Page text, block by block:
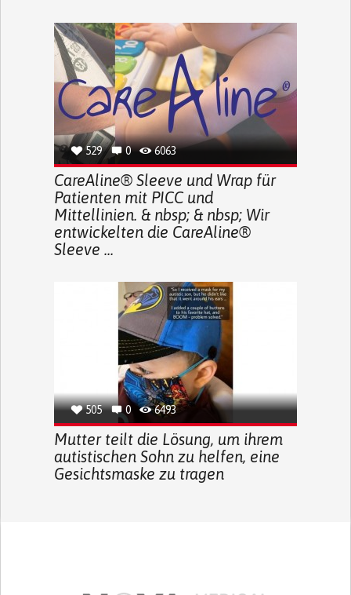
529 0 6063
CareAline® Sleeve und Wrap für
Patienten mit PICC und
Mittellinien. & nbsp; & nbsp; Wir
entwickelten die CareAline®
Sleeve ...
505 0 6493
Mutter teilt die Lösung, um ihrem
autistischen Sohn zu helfen, eine
Gesichtsmaske zu tragen